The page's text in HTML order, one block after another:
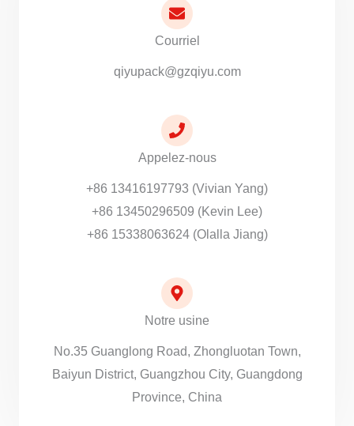
Courriel
qiyupack@gzqiyu.com
Appelez-nous
+86 13416197793 (Vivian Yang)
+86 13450296509 (Kevin Lee)
+86 15338063624 (Olalla Jiang)
Notre usine
No.35 Guanglong Road, Zhongluotan Town,
Baiyun District, Guangzhou City, Guangdong
Province, China